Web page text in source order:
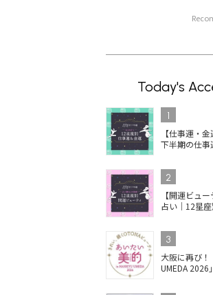
Today's
1
【仕事運・
下半期の仕
2
【開運ビュ
占い｜12星
3
大阪に再び！
UMEDA 2026